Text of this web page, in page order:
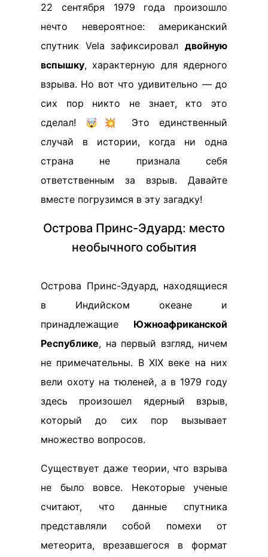
22 сентября 1979 года произошло
нечто невероятное: американский
спутник Vela зафиксировал двойную
вспышку, характерную для ядерного
взрыва. Но вот что удивительно — до
сих пор никто не знает, кто это
сделал! 🤯💥 Это единственный
случай в истории, когда ни одна
страна не признала себя
ответственным за взрыв. Давайте
вместе погрузимся в эту загадку!
Острова Принс-Эдуард: место
необычного события
Острова Принс-Эдуард, находящиеся
в Индийском океане и
принадлежащие Южноафриканской
Республике, на первый взгляд, ничем
не примечательны. В XIX веке на них
вели охоту на тюленей, а в 1979 году
здесь произошел ядерный взрыв,
который до сих пор вызывает
множество вопросов.
Существует даже теории, что взрыва
не было вовсе. Некоторые ученые
считают, что данные спутника
представляли собой помехи от
метеорита, врезавшегося в формат